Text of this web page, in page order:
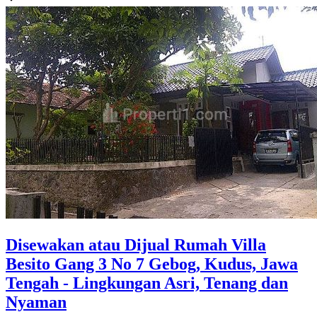
Disewakan atau Dijual Rumah Villa
Besito Gang 3 No 7 Gebog, Kudus, Jawa
Tengah - Lingkungan Asri, Tenang dan
Nyaman